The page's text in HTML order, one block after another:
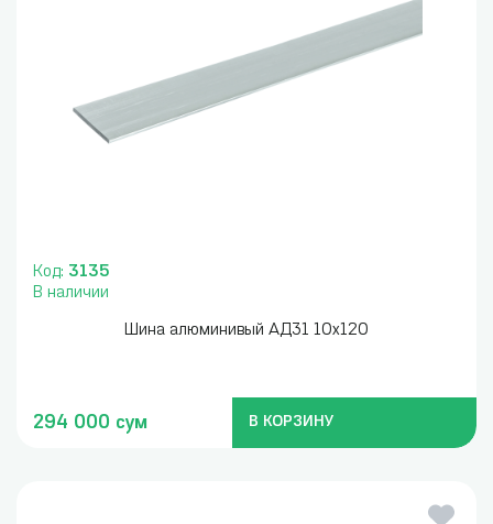
Код: 3135
В наличии
Шина алюминивый АД31 10х120
294 000 сум В КОРЗИНУ